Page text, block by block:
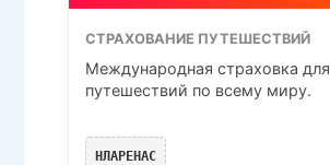
СТРАХОВАНИЕ ПУТЕШЕСТВИЙ
Международная страховка для
путешествий по всему миру.
НЛАРЕНАС